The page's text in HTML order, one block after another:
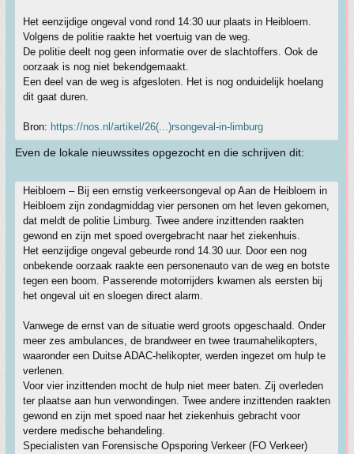
Het eenzijdige ongeval vond rond 14:30 uur plaats in Heibloem.
Volgens de politie raakte het voertuig van de weg.
De politie deelt nog geen informatie over de slachtoffers. Ook de
oorzaak is nog niet bekendgemaakt.
Een deel van de weg is afgesloten. Het is nog onduidelijk hoelang
dit gaat duren.
Bron: https://nos.nl/artikel/26(...)rsongeval-in-limburg
Even de lokale nieuwssites opgezocht en die schrijven dit:
Heibloem – Bij een ernstig verkeersongeval op Aan de Heibloem in
Heibloem zijn zondagmiddag vier personen om het leven gekomen,
dat meldt de politie Limburg. Twee andere inzittenden raakten
gewond en zijn met spoed overgebracht naar het ziekenhuis.
Het eenzijdige ongeval gebeurde rond 14.30 uur. Door een nog
onbekende oorzaak raakte een personenauto van de weg en botste
tegen een boom. Passerende motorrijders kwamen als eersten bij
het ongeval uit en sloegen direct alarm.
Vanwege de ernst van de situatie werd groots opgeschaald. Onder
meer zes ambulances, de brandweer en twee traumahelikopters,
waaronder een Duitse ADAC-helikopter, werden ingezet om hulp te
verlenen.
Voor vier inzittenden mocht de hulp niet meer baten. Zij overleden
ter plaatse aan hun verwondingen. Twee andere inzittenden raakten
gewond en zijn met spoed naar het ziekenhuis gebracht voor
verdere medische behandeling.
Specialisten van Forensische Opsporing Verkeer (FO Verkeer)